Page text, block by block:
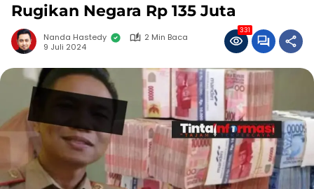
Rugikan Negara Rp 135 Juta
Nanda Hastedy
2 Min Baca
9 Juli 2024
331